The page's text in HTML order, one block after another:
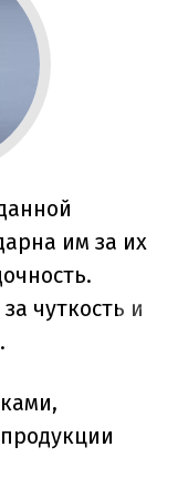
им за их
чуткость и